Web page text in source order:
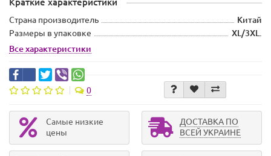
Краткие характеристики
Страна производитель
Китай
Размеры в упаковке
XL/3XL.
Все характеристики
0
Самые низкие
цены
ДОСТАВКА ПО
ВСЕЙ УКРАИНЕ